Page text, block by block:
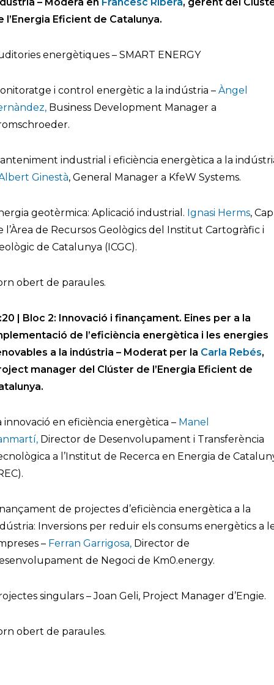
l’Energia Eficient de Catalunya.
energètiques – SMART ENERGY
i control energètic a la indústria – Àngel
Business Development Manager a
industrial i eficiència energètica a la
Ginestà, General Manager a KfeW Systems.
geotèrmica: Aplicació industrial. Ignasi Herms, Cap
l’Àrea de Recursos Geològics del Institut Cartogràfic i
de Catalunya (ICGC).
obert de paraules.
| Bloc 2: Innovació i finançament. Eines per a la
de l’eficiència energètica i les energies
a la indústria – Moderat per la Carla Rebés,
manager del Clúster de l’Energia Eficient de
innovació en eficiència energètica – Manel
Director de Desenvolupament i Transferència
a l’Institut de Recerca en Energia de
de projectes d’eficiència energètica a la
Inversions per reduir els consums energètics a
– Ferran Garrigosa, Director de
de Negoci de Km0.energy.
singulars – Joan Geli, Project Manager d’Engie.
obert de paraules.